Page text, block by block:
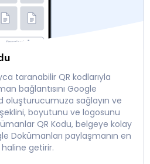
taranabilir QR kodlarıyla
bağlantısını Google
oluşturucumuza sağlayın ve
boyutunu ve logosunu
QR Kodu, belgeye kolay
Dokümanları paylaşmanın en
getirir.